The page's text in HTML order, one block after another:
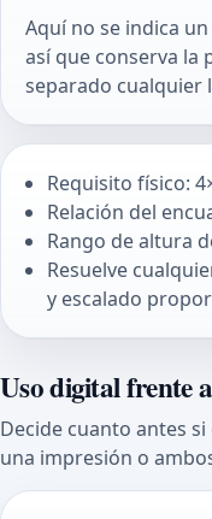
Aquí no se indica
así que conserva
separado cualquier
Requisito físico:
Relación del
Rango de altura
Resuelve
y escalado
Uso digital frente
Decide cuanto antes
una impresión o